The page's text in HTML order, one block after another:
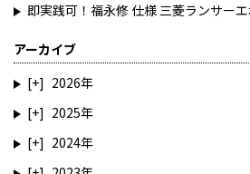
即実践可！福永修 仕様 三菱ランサー
アーカイブ
2026
2025
2024